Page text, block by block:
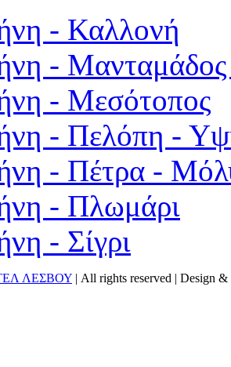
- Καλλονή
- Μανταμάδος
- Μεσότοπος
- Πελόπη -
- Πέτρα -
- Πλωμάρι
- Σίγρι
ΛΕΣΒΟΥ | All rights reserved | Design &